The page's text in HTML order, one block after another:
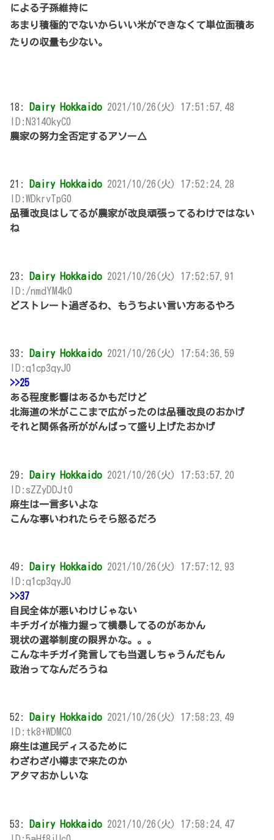
による子孫維持に
あまり積極的でないからいい米ができなくて単位面積あ
たりの収量も少ない。
18: Dairy Hokkaido 2021/10/26(火) 17:51:57.48
ID:N314OkyC0
農家の努力全否定するアソー△
21: Dairy Hokkaido 2021/10/26(火) 17:52:24.28
ID:WDkrvTpG0
品種改良はしてるが農家が改良頑張ってるわけではない
ね
23: Dairy Hokkaido 2021/10/26(火) 17:52:57.91
ID:/nmdYM4k0
どストレート過ぎるわ、もうちよい言い方あるやろ
33: Dairy Hokkaido 2021/10/26(火) 17:54:36.59
ID:q1cp3qyJ0
>>25
ある程度影響はあるかもだけど
北海道の米がここまで広がったのは品種改良のおかげ
それと関係各所ががんばって盛り上げたおかげ
29: Dairy Hokkaido 2021/10/26(火) 17:53:57.20
ID:sZZyDDJt0
麻生は一言多いよな
こんな事いわれたらそら怒るだろ
49: Dairy Hokkaido 2021/10/26(火) 17:57:12.93
ID:q1cp3qyJ0
>>37
自民全体が悪いわけじゃない
キチガイが権力握って横暴してるのがあかん
現状の選挙制度の限界かな。。。
こんなキチガイ発言しても当選しちゃうんだもん
政治ってなんだろうね
52: Dairy Hokkaido 2021/10/26(火) 17:58:23.49
ID:tk8+WDMC0
麻生は道民ディスるために
わざわざ小樽まで来たのか
アタマおかしいな
53: Dairy Hokkaido 2021/10/26(火) 17:58:24.47